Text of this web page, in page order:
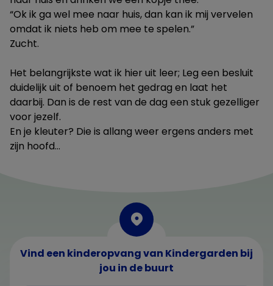
“Ok ik ga wel mee naar huis, dan kan ik mij vervelen
omdat ik niets heb om mee te spelen.”
Zucht.
Het belangrijkste wat ik hier uit leer; Leg een besluit
duidelijk uit of benoem het gedrag en laat het
daarbij. Dan is de rest van de dag een stuk gezelliger
voor jezelf.
En je kleuter? Die is allang weer ergens anders met
zijn hoofd…
Vind een kinderopvang van Kindergarden bij
jou in de buurt